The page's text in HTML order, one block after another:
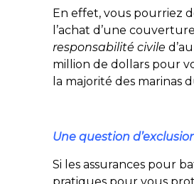
En effet, vous pourriez
l’achat d’une couverture
responsabilité civile
million de dollars pour
la majorité des marinas
Une question
Si les assurances pour